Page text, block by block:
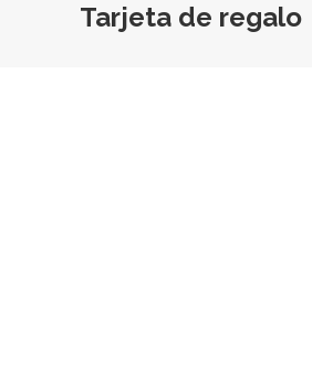
Tarjeta de regalo